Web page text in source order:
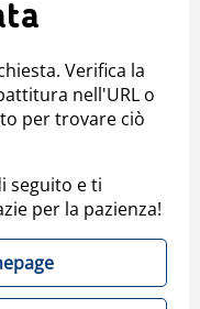
Verifica la
nell'URL o
per trovare ciò
seguito e ti
per la pazienza!